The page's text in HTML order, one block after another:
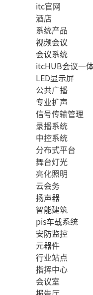
itc官网
酒店
系统产品
视频会议
会议系统
itcHUB会议一
LED显示屏
公共广播
专业扩声
信号传输管理
录播系统
中控系统
分布式平台
舞台灯光
亮化照明
云会务
扬声器
智能建筑
pis车载系统
安防监控
元器件
行业站点
指挥中心
会议室